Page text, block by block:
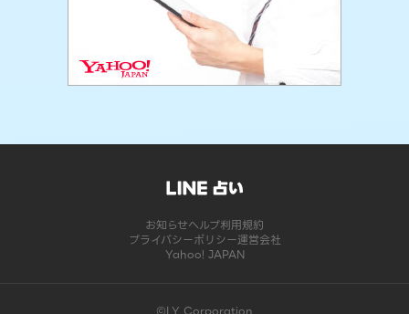
お知らせヘルプ利用規約
プライバシーポリシー運営会社
Yahoo! JAPAN